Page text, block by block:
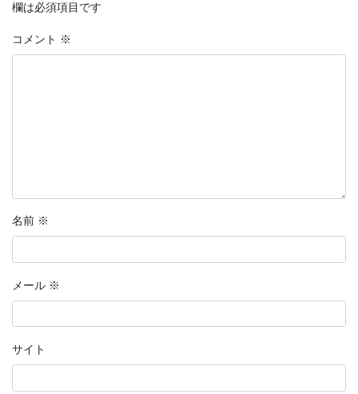
欄は必須項目です
コメント ※
名前 ※
メール ※
サイト